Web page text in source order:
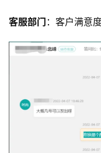
客服部门 ：客户满意